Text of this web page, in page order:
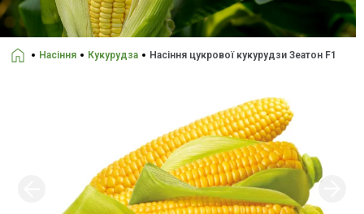
Насіння Кукурудза Насіння цукрової кукурудзи Зеатон F1